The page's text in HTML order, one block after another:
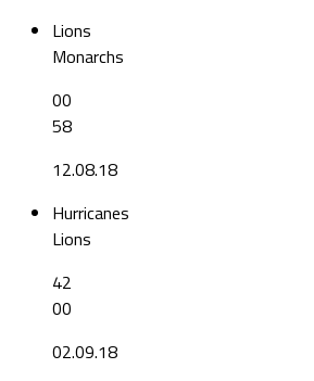
Lions
Monarchs
00
58
12.08.18
Hurricanes
Lions
42
00
02.09.18